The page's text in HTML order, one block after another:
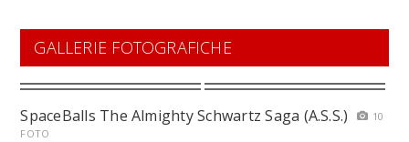
GALLERIE FOTOGRAFICHE
SpaceBalls The Almighty Schwartz Saga (A.S.S.)
10
FOTO